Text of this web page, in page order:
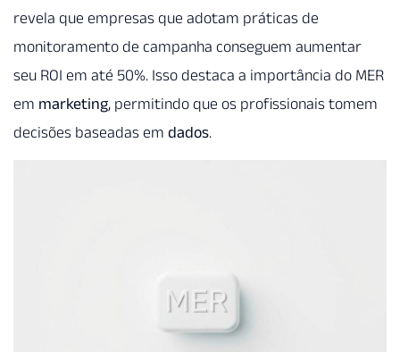
revela que empresas que adotam práticas de
monitoramento de campanha conseguem aumentar
seu ROI em até 50%. Isso destaca a importância do MER
em marketing, permitindo que os profissionais tomem
decisões baseadas em dados.